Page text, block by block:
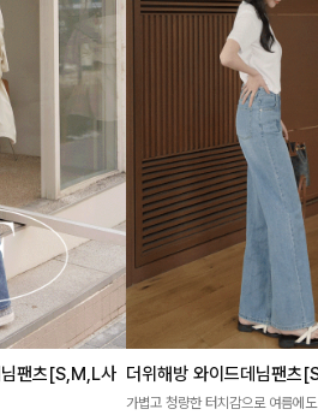
님팬츠[S,M,L사 더위해방 와이드데님팬츠
가볍고 청량한 터치감으로 여름에